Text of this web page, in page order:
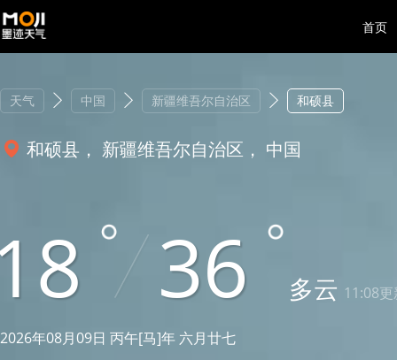
首页
天气 中国 新疆维吾尔自治区 和硕县
和硕县， 新疆维吾尔自治区， 中国
36 多云 11:08
2026年08月09日 丙午[马]年 六月廿七